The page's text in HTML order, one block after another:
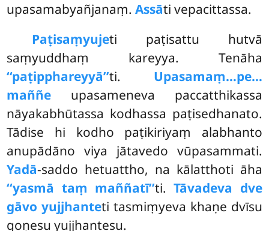
upasamabyañjanaṃ.Assāti vepacittassa.
Paṭisaṃyujeti paṭisattu hutvā
saṃyuddhaṃ kareyya. Tenāha
‘‘paṭipphareyyā’’ti. Upasamaṃ…pe…
maññe upasameneva paccatthikassa
nāyakabhūtassa kodhassa paṭisedhanato.
Tādise hi kodho paṭikiriyaṃ alabhanto
anupādāno viya jātavedo vūpasammati.
Yadā-saddo hetuattho, na kālatthoti āha
‘‘yasmā taṃ maññatī’’ti.Tāvadeva dve
gāvo yujjhanteti tasmiṃyeva khaṇe dvīsu
goṇesu yujjhantesu.